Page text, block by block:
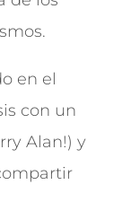
en el
con un
Alan!) y